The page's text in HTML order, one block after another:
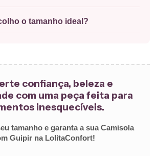
o tamanho ideal?
confiança, beleza e
com uma peça feita para
inesquecíveis.
tamanho e garanta a sua Camisola
Guipir na LolitaConfort!